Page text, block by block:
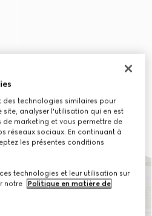
des technologies similaires pour
analyser l'utilisation qui en est
marketing et vous permettre de
réseaux sociaux. En continuant à
les présentes conditions
technologies et leur utilisation sur
notre
Politique en matière de